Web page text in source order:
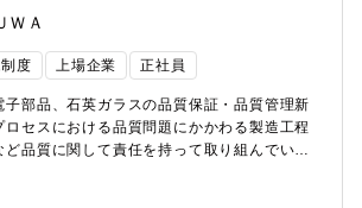
の分野で強みを持ち、スマートフォンや自
広い産業の発展を支えています。近年は電
生可能エネルギー、IoTの普及に伴い、セン
ソリューション分野での需要が拡大してお
待されています。また、研究開発への投資が
界各地の研究拠点で先端技術の開発を進め
きた材料技術を基盤に、新しい製品やソリ
。さらに、グローバルに事業を展開している
き姿を追求できる方・周りを巻き込み、一
成することにやりがいを感じる方・前向き
思考ができる方【活かせるスキル】・設備立
理の経験・統計的手法を用いた品質管理・改
車関連部品における品質管理・改善手法の知
ロセスの知識（原料調合～焼成）・セラミ
（固体化学、有機化学、電気化学、触媒反
ＷＡ
度 上場企業 正社員
子部品、石英ガラスの品質保証・品質管理新
セスにおける品質問題にかかわる製造工程
品質に関して責任を持って取り組んでいた
内、社外・顧客対応含む）・新製品立ち上げ